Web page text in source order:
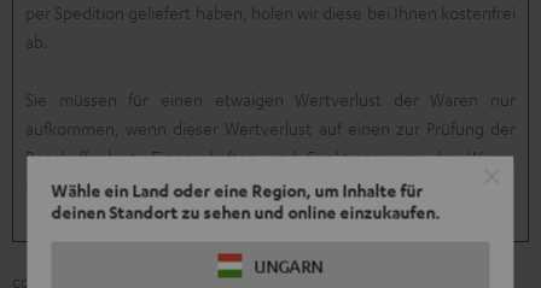
Wähle ein Land oder eine Region, um Inhalte für
deinen Standort zu sehen und online einzukaufen.
UNGARN
per Spedition geliefert haben, holen wir diese bei Ihnen kostenfrei
ab.
Sie müssen für einen etwaigen Wertverlust der Waren nur
aufkommen, wenn dieser Wertverlust auf einen zur Prüfung der
Beschaffenheit, Eigenschaften und Funktionsweise der Waren
nicht notwendigen Umgang mit ihnen zurückzuführen ist.
cc) Muster-Widerrufsformular und Ausnahmen vom Widerrufsrecht